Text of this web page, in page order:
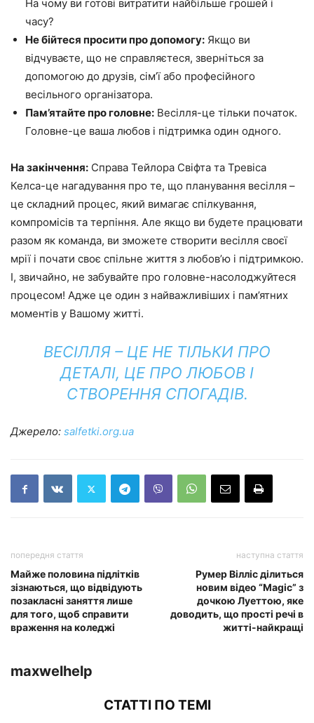
На чому ви готові витратити найбільше грошей і
часу?
Не бійтеся просити про допомогу: Якщо ви
відчуваєте, що не справляєтеся, зверніться за
допомогою до друзів, сім’ї або професійного
весільного організатора.
Пам’ятайте про головне: Весілля-це тільки початок.
Головне-це ваша любов і підтримка один одного.
На закінчення: Справа Тейлора Свіфта та Тревіса
Келса-це нагадування про те, що планування весілля –
це складний процес, який вимагає спілкування,
компромісів та терпіння. Але якщо ви будете працювати
разом як команда, ви зможете створити весілля своєї
мрії і почати своє спільне життя з любов’ю і підтримкою.
І, звичайно, не забувайте про головне-насолоджуйтеся
процесом! Адже це один з найважливіших і пам’ятних
моментів у Вашому житті.
ВЕСІЛЛЯ – ЦЕ НЕ ТІЛЬКИ ПРО
ДЕТАЛІ, ЦЕ ПРО ЛЮБОВ І
СТВОРЕННЯ СПОГАДІВ.
Джерело: salfetki.org.ua
попередня стаття
Майже половина підлітків
зізнаються, що відвідують
позакласні заняття лише
для того, щоб справити
враження на коледжі
наступна стаття
Румер Вілліс ділиться
новим відео “Magic” з
дочкою Луеттою, яке
доводить, що прості речі в
житті-найкращі
maxwelhelp
СТАТТІ ПО ТЕМІ